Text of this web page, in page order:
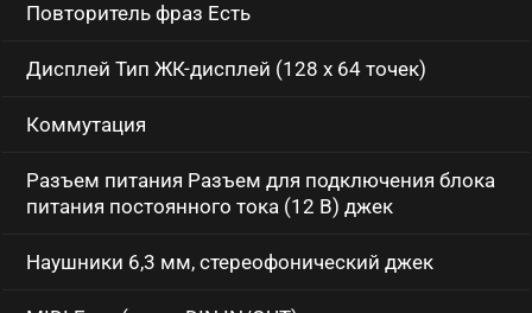
Повторитель фраз Есть
Дисплей Тип ЖК-дисплей (128 х 64 точек)
Коммутация
Разъем питания Разъем для подключения блока
питания постоянного тока (12 В) джек
Наушники 6,3 мм, стереофонический джек